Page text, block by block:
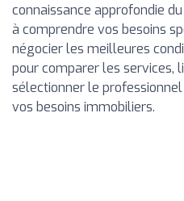
connaissance approfondie
à comprendre vos besoins
négocier les meilleures
pour comparer les services,
sélectionner le
vos besoins immobiliers.